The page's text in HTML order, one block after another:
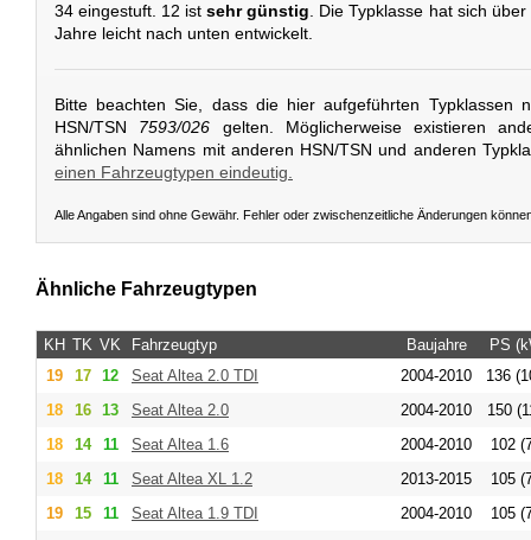
34 eingestuft. 12 istsehr günstig. Die Typklasse hat sich
Jahre leicht nach unten entwickelt.
Bitte beachten Sie, dass die hier aufgeführten Typklassen
HSN/TSN 7593/026 gelten. Möglicherweise existieren
ähnlichen Namens mit anderen HSN/TSN und anderen
einen Fahrzeugtypen eindeutig.
Alle Angaben sind ohne Gewähr. Fehler oder zwischenzeitliche Änderungen
Ähnliche Fahrzeugtypen
KH TK VK Fahrzeugtyp Baujahre
PS
19
17 12 Seat Altea 2.0 TDI 2004-2010
136
18
16 13 Seat Altea 2.0 2004-2010
150
18
14 11 Seat Altea 1.6 2004-2010
102
18
14 11 Seat Altea XL 1.2 2013-2015
105
19
15 11 Seat Altea 1.9 TDI 2004-2010
105